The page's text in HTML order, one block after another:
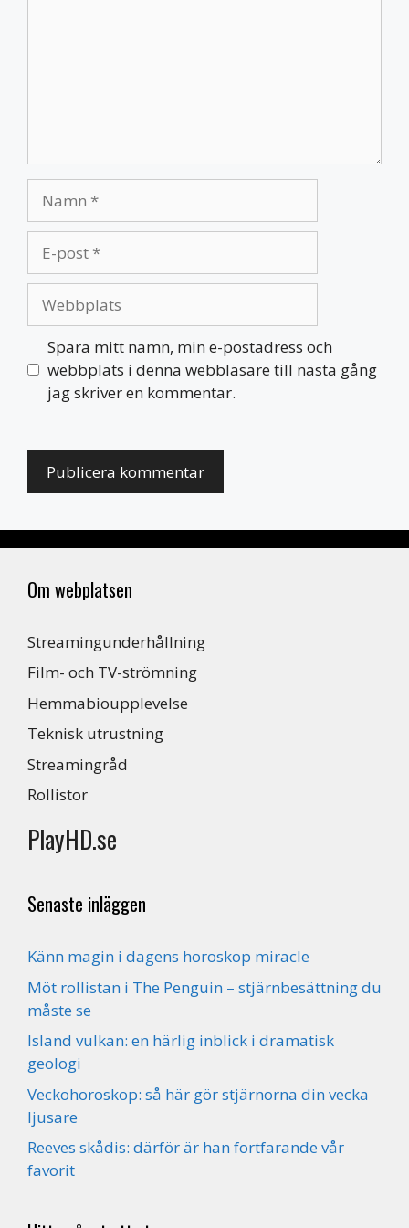
post
Spara mitt namn, min e-postadress och
webbplats i denna webbläsare till nästa gång
jag skriver en kommentar.
Om webplatsen
Streamingunderhållning
Film- och TV-strömning
Hemmabioupplevelse
Teknisk utrustning
Streamingråd
Rollistor
PlayHD.se
Senaste inläggen
Känn magin i dagens horoskop miracle
Möt rollistan i The Penguin – stjärnbesättning du
måste se
Island vulkan: en härlig inblick i dramatisk
geologi
Veckohoroskop: så här gör stjärnorna din vecka
ljusare
Reeves skådis: därför är han fortfarande vår
favorit